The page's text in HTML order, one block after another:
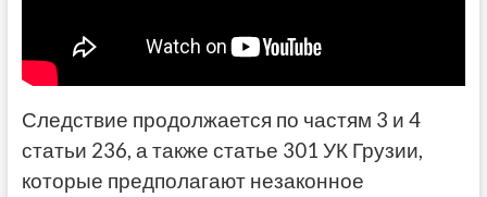
Следствие продолжается по частям 3 и 4
статьи 236, а также статье 301 УК Грузии,
которые предполагают незаконное